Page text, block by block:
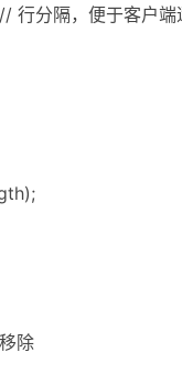
分隔，便于客户端
除